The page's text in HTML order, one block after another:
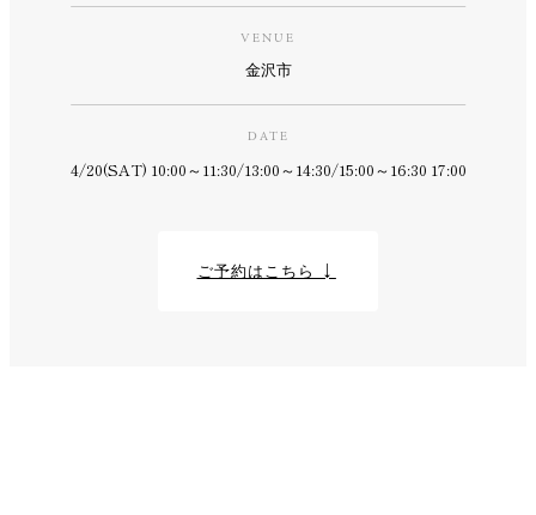
VENUE
金沢市
DATE
4/20(SAT) 10:00～11:30/13:00～14:30/15:00～16:30 17:00
ご予約はこちら ↓